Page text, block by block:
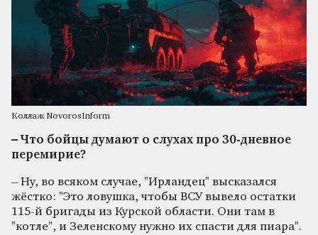
Коллаж NovorosInform
– Что бойцы думают о слухах про 30-дневное
перемирие?
– Ну, во всяком случае, "Ирландец" высказался
жёстко: "Это ловушка, чтобы ВСУ вывело остатки
115-й бригады из Курской области. Они там в
"котле", и Зеленскому нужно их спасти для пиара".